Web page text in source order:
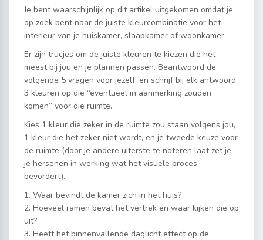
Je bent waarschijnlijk op dit artikel uitgekomen omdat je
op zoek bent naar de juiste kleurcombinatie voor het
interieur van je huiskamer, slaapkamer of woonkamer.
Er zijn trucjes om de juiste kleuren te kiezen die het
meest bij jou en je plannen passen. Beantwoord de
volgende 5 vragen voor jezelf, en schrijf bij elk antwoord
3 kleuren op die “eventueel in aanmerking zouden
komen” voor die ruimte.
Kies 1 kleur die zeker in de ruimte zou staan volgens jou,
1 kleur die het zeker niet wordt, en je tweede keuze voor
de ruimte (door je andere uiterste te noteren laat zet je
je hersenen in werking wat het visuele proces
bevordert).
1. Waar bevindt de kamer zich in het huis?
2. Hoeveel ramen bevat het vertrek en waar kijken die op
uit?
3. Heeft het binnenvallende daglicht effect op de